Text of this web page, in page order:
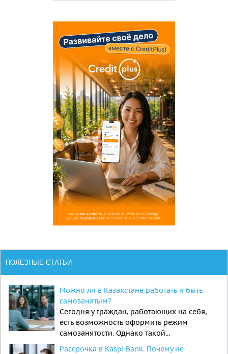
ПОЛЕЗНЫЕ СТАТЬИ
Можно ли в Казахстане работать и быть
самозанятым?
Сегодня у граждан, работающих на себя,
есть возможность оформить режим
самозанятости. Однако такой...
Рассрочка в Kaspi Bank. Почему не